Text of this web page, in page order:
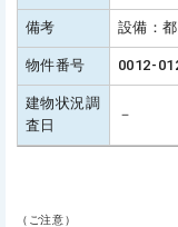
備考 設備：
物件番号 0012-
建物状況調
査日
－
（ご注意）